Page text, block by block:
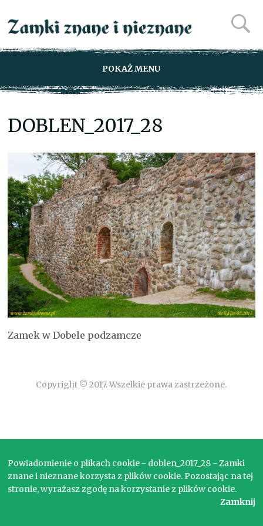
POKAŻ MENU
DOBLEN_2017_28
Zamek w Dobele podzamcze
Copyright © 2017. Wszelkie prawa zastrzeżone.
Powiadomienie o plikach cookie - doblen_2017_28 - Zamki
znane i nieznane korzysta z plików cookie. Pozostając na tej
stronie, wyrażasz zgodę na korzystanie z plików cookie.
Zamknij